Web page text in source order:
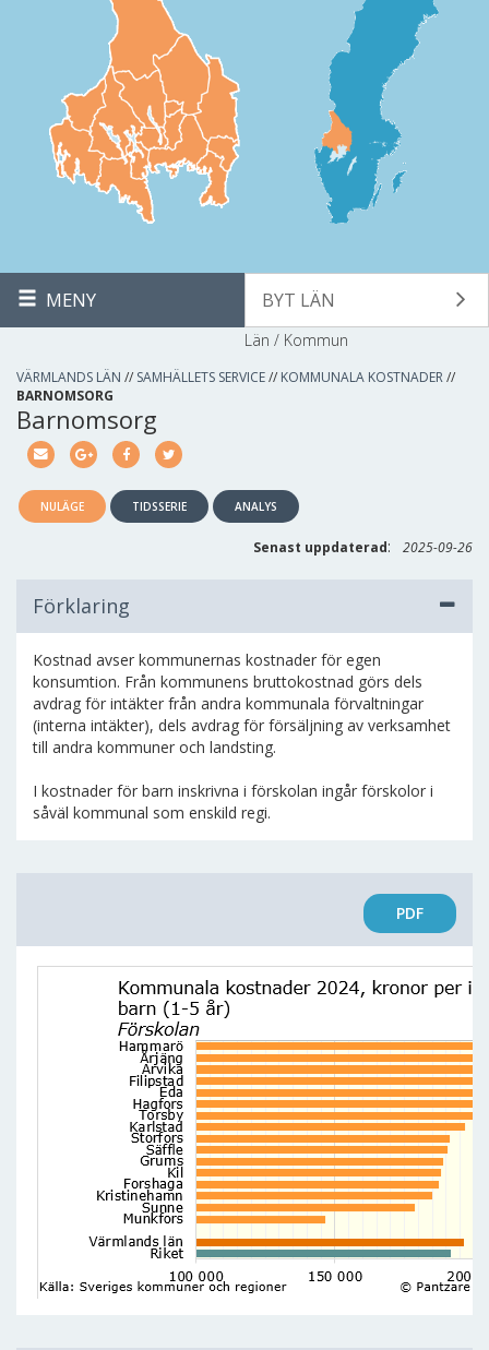
MENY BYT LÄN
Län / Kommun
VÄRMLANDS LÄN // SAMHÄLLETS SERVICE// KOMMUNALA KOSTNADER//
BARNOMSORG
Barnomsorg
NULÄGE TIDSSERIE ANALYS
Senast uppdaterad: 2025-09-26
Förklaring
Kostnad avser kommunernas kostnader för egen
konsumtion. Från kommunens bruttokostnad görs dels
avdrag för intäkter från andra kommunala förvaltningar
(interna intäkter), dels avdrag för försäljning av verksamhet
till andra kommuner och landsting.
I kostnader för barn inskrivna i förskolan ingår förskolor i
såväl kommunal som enskild regi.
PDF